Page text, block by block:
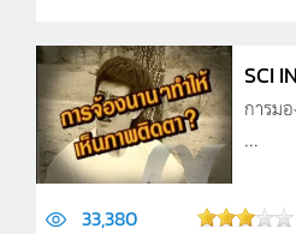
SCI
การม
...
33,380